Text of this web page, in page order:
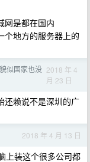
网是都在国内
个地方的服务器上的
似国家也没 2018 年 4
月 23 日
赖说不是深圳的广
2018 年 4 月 13 日
上装这个很多公司都